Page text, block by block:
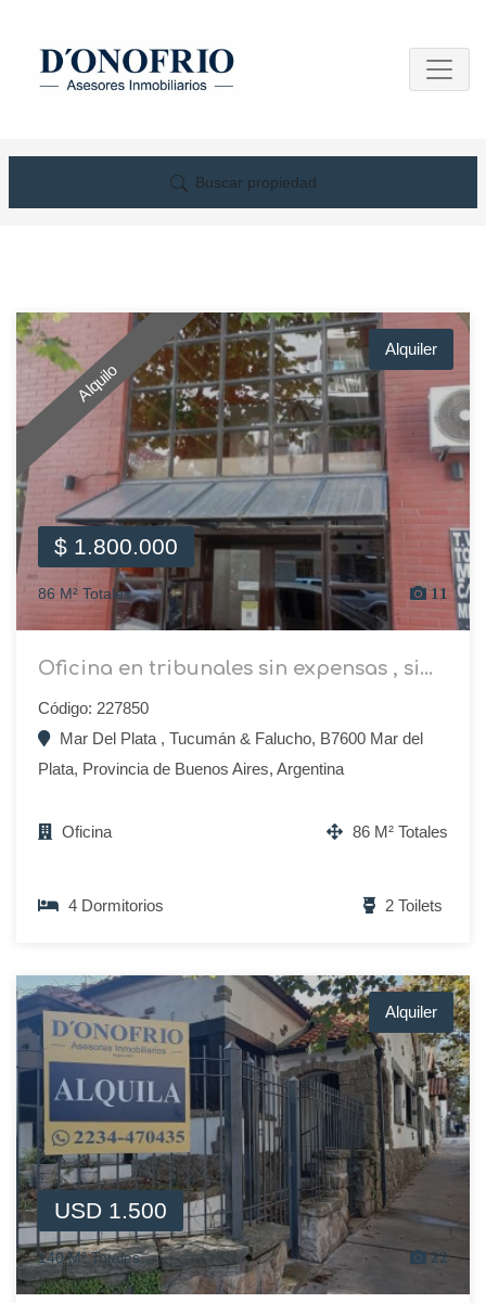
Buscar propiedad
Alquilo
Alquiler
$ 1.800.000
86 M² Totales 11
Oficina en tribunales sin expensas , si...
Código: 227850
Mar Del Plata , Tucumán & Falucho, B7600 Mar del
Plata, Provincia de Buenos Aires, Argentina
Oficina 86 M² Totales
4 Dormitorios 2 Toilets
Alquiler
USD 1.500
140 M² Totales 22